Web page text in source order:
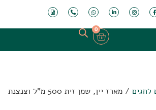
0
לחגים
/ מארז יין, שמן זית 500 מ"ל וצנצנת